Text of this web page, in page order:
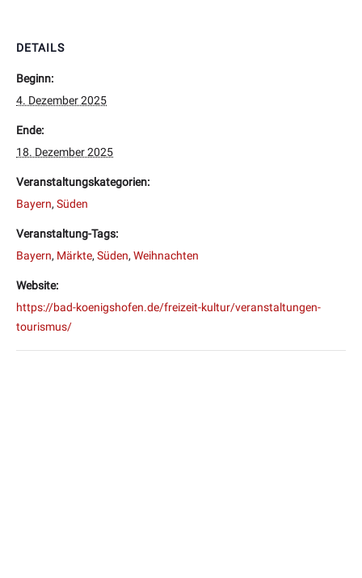
DETAILS
Beginn:
4. Dezember 2025
Ende:
18. Dezember 2025
Veranstaltungskategorien:
Bayern, Süden
Veranstaltung-Tags:
Bayern, Märkte, Süden, Weihnachten
Website:
https://bad-koenigshofen.de/freizeit-kultur/veranstaltungen-
tourismus/